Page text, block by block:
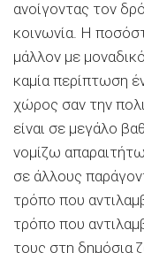
ανοίγοντας τον
κοινωνία. Η
μάλλον με
καμία περίπτωση
χώρος σαν την
είναι σε μεγάλο
νομίζω
σε άλλους
τρόπο που
τρόπο που
τους στη δημόσια